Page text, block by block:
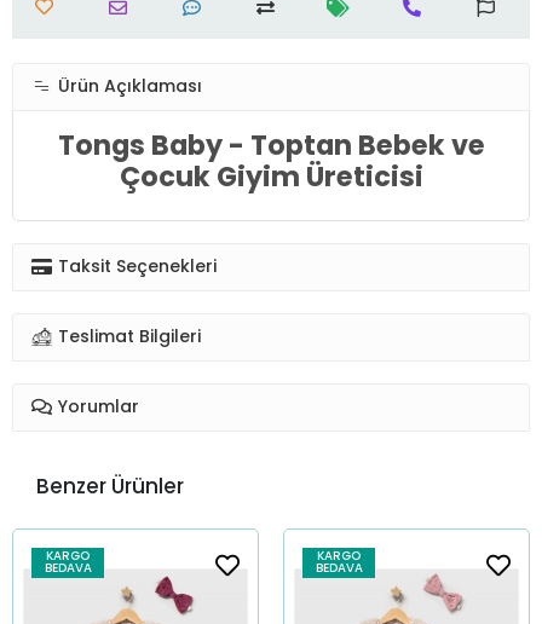
Ürün Açıklaması
Tongs Baby - Toptan Bebek ve
Çocuk Giyim Üreticisi
Taksit Seçenekleri
Teslimat Bilgileri
Yorumlar
Benzer Ürünler
KARGO
BEDAVA
KARGO
BEDAVA